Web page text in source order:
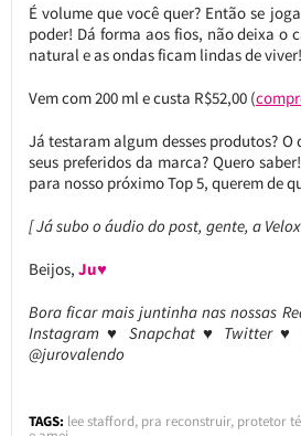
É volume que você quer? Então se
poder! Dá forma aos fios, não deixa o
natural e as ondas ficam lindas de viver!
Vem com 200 ml e custa R$52,00 (
Já testaram algum desses produtos? O
seus preferidos da marca? Quero
para nosso próximo Top 5, querem de
[ Já subo o áudio do post, gente, a
Beijos, Ju♥
Bora ficar mais juntinha nas nossas
Instagram ♥ Snapchat ♥ Twitter ♥
@jurovalendo
TAGS: lee stafford, pra reconstruir, protetor